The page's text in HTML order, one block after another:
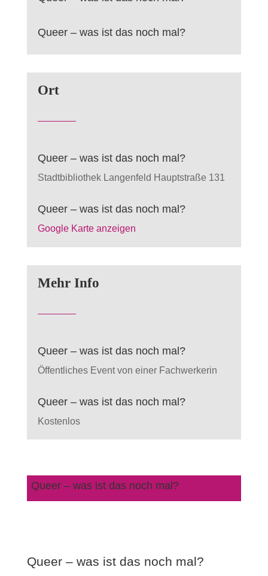
Queer – was ist das noch mal?
Ort
Queer – was ist das noch mal?
Stadtbibliothek Langenfeld Hauptstraße 131
Queer – was ist das noch mal?
Google Karte anzeigen
Mehr Info
Queer – was ist das noch mal?
Öffentliches Event von einer Fachwerkerin
Queer – was ist das noch mal?
Kostenlos
Queer – was ist das noch mal?
Queer – was ist das noch mal?